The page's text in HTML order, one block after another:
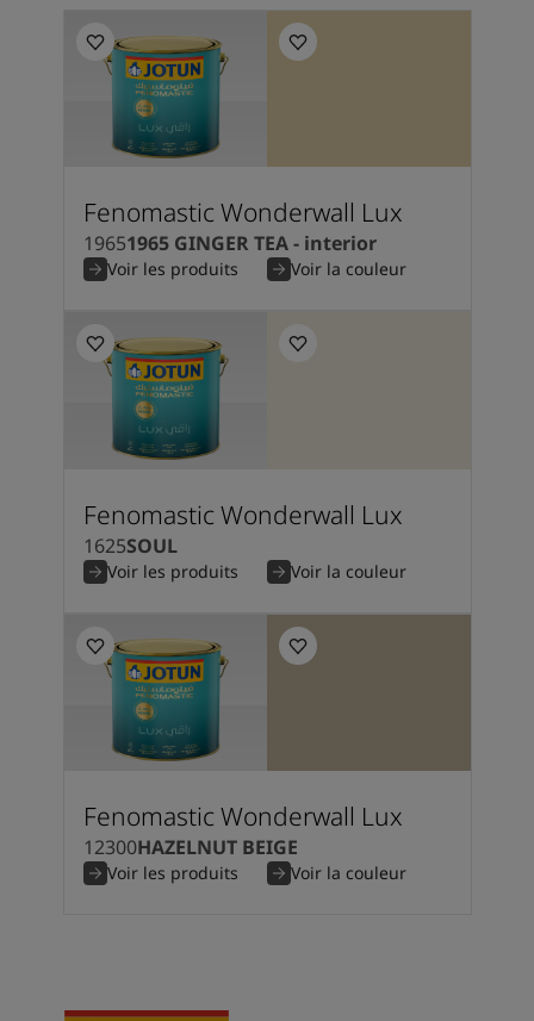
Fenomastic Wonderwall Lux
19651965 GINGER TEA - interior
Voir les produits Voir la couleur
Fenomastic Wonderwall Lux
1625SOUL
Voir les produits Voir la couleur
Fenomastic Wonderwall Lux
12300HAZELNUT BEIGE
Voir les produits Voir la couleur